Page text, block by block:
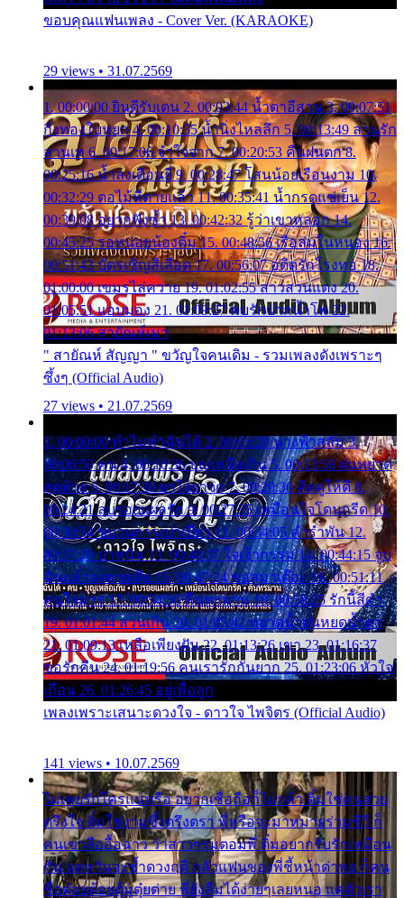
ขอบคุณแฟนเพลง - Cover Ver. (KARAOKE)
29 views • 31.07.2569
1. 00:00:00 ยินดีรับเดน 2. 00:03:44 น้ำตาอีสาน 3. 00:07:51
กิ่งทองใบหยก 4. 00:10:35 น้ำนิ่งไหลลึก 5. 00:13:49 ลานรัก
ลานเท 6. 00:17:06 จำใจจาก 7. 00:20:53 คืนฝนตก 8.
00:25:16 น้ำลงเดือนยี่ 9. 00:28:47 โสนน้อยเรือนงาม 10.
00:32:29 ตอไม้ที่ตายแล้ว 11. 00:35:41 น้ำกรดแช่เย็น 12.
00:39:08 อยากฟังซ้ำ 13. 00:42:32 รู้ว่าเขาหลอก 14.
00:45:25 รอหน่อยน้องติ๋ม 15. 00:48:56 เรือล่มในหนอง 16.
00:51:43 บัตรเชิญสีเลือด 17. 00:56:07 อดีตรักโรงทอ 18.
01:00:00 เขมรไล่ควาย 19. 01:02:55 สาวสวนแตง 20.
01:05:51 แอบมอง 21. 01:09:27 พบรักปากน้ำโพ 22.
01:13:06 สายัณห์เมา
" สายัณห์ สัญญา " ขวัญใจคนเดิม - รวมเพลงดังเพราะๆ
ซึ้งๆ (Official Audio)
27 views • 21.07.2569
1. 00:00:00 ทำไมทำฉันได้ 2. 00:03:20 นางฟ้าสลัม 3.
00:06:50 คน 4. 00:10:36 บุญเหลือเกิน 5. 00:13:58 ฝนหยาด
สุดท้าย 6. 00:17:30 ยาใจยาจก 7. 00:20:30 คิดดูให้ดี 8.
00:24:21 ลบรอยแผลรัก 9. 00:27:35 เหมือนใจโดนกรีด 10.
00:30:54 ขบวนการเปาเปียว 11. 00:34:05 คำรำพัน 12.
00:37:20 ปาหนัน 13. 00:40:37 ใจเจ้ากรรม 14. 00:44:15 จูบ
ฉันแล้วจงตายเสีย 15. 00:47:24 ขอสูมาเต๊อะ 16. 00:51:11
คนใจมาร 17. 00:54:50 คืนทรมาน 18. 00:58:25 รักนี้สีดำ
19. 01:01:44 ส่วนเกิน 20. 01:05:42 หยาดน้ำฝนหยดน้ำตา
21. 01:09:13 เหลือเพียงฝัน 22. 01:13:26 เขา 23. 01:16:37
ขอรักคืน 24. 01:19:56 คนเรารักกันยาก 25. 01:23:06 หัวใจ
เถื่อน 26. 01:26:45 อยู่เพื่อลูก
เพลงเพราะเสนาะดวงใจ - ดาวใจ ไพจิตร (Official Audio)
141 views • 10.07.2569
ไม่เคยรักใครแน่หรือ อยากเชื่อถือก็ไม่กล้า ติ๋มใช่คนสวย
ตรึงใจ ติ๋มใช่งามซึ้งตรึงตรา พี่หรือจะมาหมายร่วมชีวี ก็
คนเขาลืออื้อฉาว ว่าสาวๆรุมตอมพี่ ติ๋มอยากรับรักเหมือน
กัน แต่หวั่นจะช้ำดวงฤดี กลัวแฟนของพี่ชี้หน้าด่าทอ ก็คน
ชื่อต๋อยต้อยตุ้มตุ๋ยต่าย พี่ยังลืมได้ง่ายๆเลยหนอ แค่ตัวเรา